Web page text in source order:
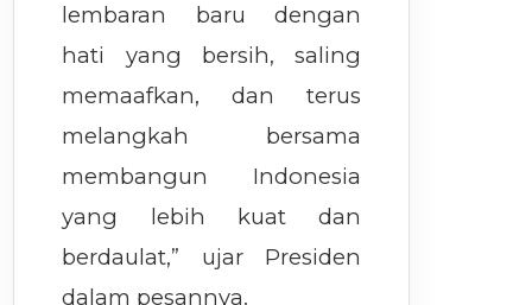
lembaran baru dengan
hati yang bersih, saling
memaafkan, dan terus
melangkah bersama
membangun Indonesia
yang lebih kuat dan
berdaulat,” ujar Presiden
dalam pesannya.